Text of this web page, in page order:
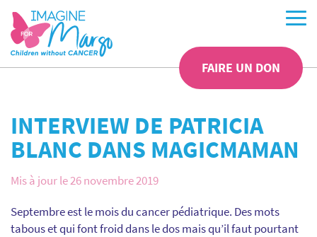
FAIRE UN DON
INTERVIEW DE PATRICIA
BLANC DANS MAGICMAMAN
Mis à jour le 26 novembre 2019
Septembre est le mois du cancer pédiatrique. Des mots
tabous et qui font froid dans le dos mais qu’il faut pourtant